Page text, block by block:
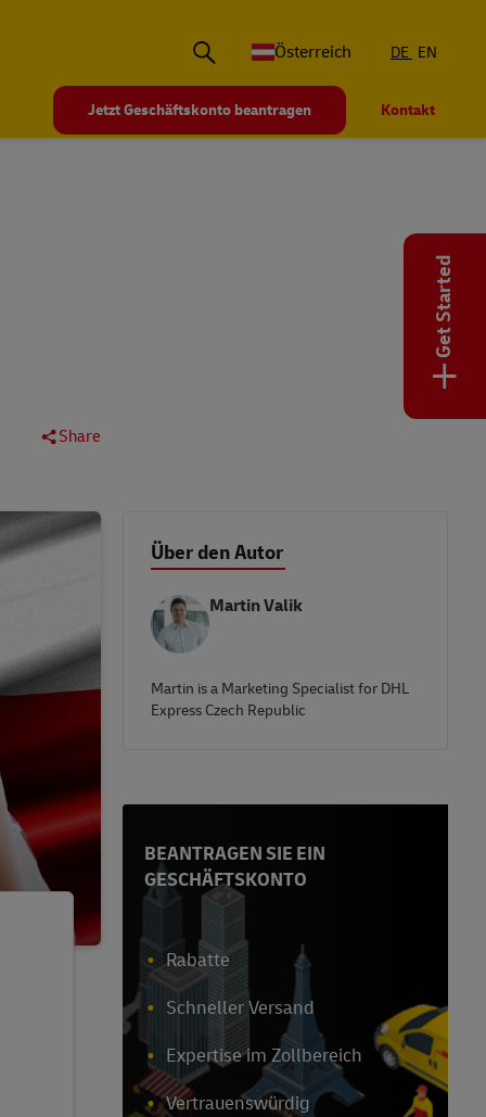
Österreich
DE EN
Jetzt Geschäftskonto beantragen Kontakt
Share
Über den Autor
Martin Valik
Martin is a Marketing Specialist for DHL
Express Czech Republic
BEANTRAGEN SIE EIN
GESCHÄFTSKONTO
Rabatte
Schneller Versand
Expertise im Zollbereich
Vertrauenswürdig
Get Started
+